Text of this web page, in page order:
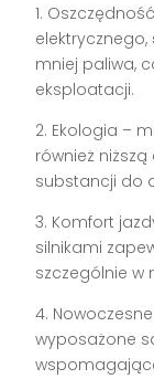
1.
elektrycznego,
mniej paliwa,
eksploatacji.
2. Ekologia –
również
substancji do
3. Komfort
silnikami
szczególnie w
4.
wyposażone